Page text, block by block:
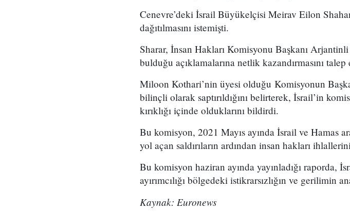
Cenevre’deki İsrail Büyükelçisi Meirav Eilon
dağıtılmasını istemişti.
Sharar, İnsan Hakları Komisyonu Başkanı
bulduğu açıklamalarına netlik kazandırmasını talep
Miloon Kothari’nin üyesi olduğu Komisyonun
bilinçli olarak saptırıldığını belirterek, İsrail’in
kırıklığı içinde olduklarını bildirdi.
Bu komisyon, 2021 Mayıs ayında İsrail ve Hamas
yol açan saldırıların ardından insan hakları
Bu komisyon haziran ayında yayınladığı raporda,
ayırımcılığı bölgedeki istikrarsızlığın ve gerilimin
Kaynak: Euronews